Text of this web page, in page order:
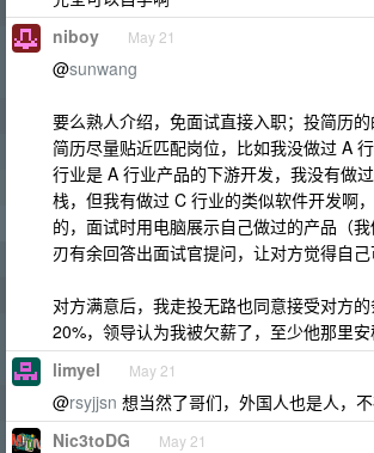
niboy May 21
@sunwang
要么熟人介绍，免面试直接入职；投简历
简历尽量贴近匹配岗位，比如我没做过 A
行业是 A 行业产品的下游开发，我没有做
栈，但我有做过 C 行业的类似软件开发啊
的，面试时用电脑展示自己做过的产品（
刃有余回答出面试官提问，让对方觉得自己
对方满意后，我走投无路也同意接受对方
20%，领导认为我被欠薪了，至少他那里安
limyel May 21
@rsyjjsn 想当然了哥们，外国人也是人，
Nic3toDG May 21